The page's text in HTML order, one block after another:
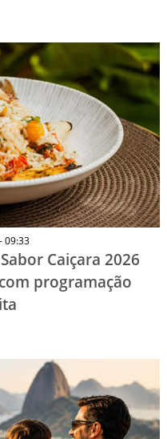
09:33
Caiçara 2026
programação